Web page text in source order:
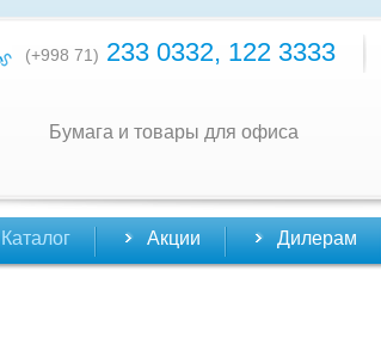
(+998 71) 233 0332, 122 3333
Бумага и товары для офиса
Каталог Акции Дилерам